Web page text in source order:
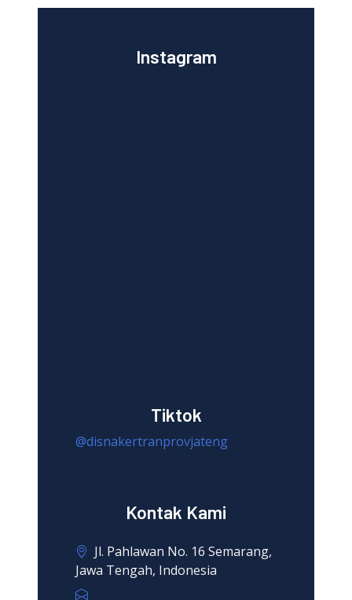
Instagram
Tiktok
@disnakertranprovjateng
Kontak Kami
Jl. Pahlawan No. 16 Semarang,
Jawa Tengah, Indonesia